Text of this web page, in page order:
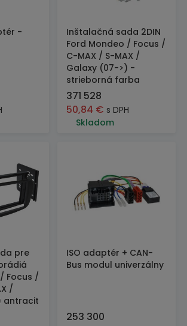
-
Inštalačná sada 2DIN
Ford Mondeo / Focus /
C-MAX / S-MAX /
Galaxy (07->) -
strieborná farba
371 528
50,84 € s DPH
Skladom
pre
Focus /
/
antracit
ISO adaptér + CAN-
Bus modul univerzálny
253 300